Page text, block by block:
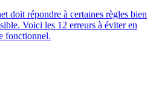
doit répondre à certaines règles bien
Voici les 12 erreurs à éviter en
fonctionnel.